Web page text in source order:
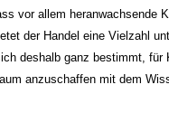
vor allem heranwachsende
der Handel eine Vielzahl
deshalb ganz bestimmt, für
anzuschaffen mit dem